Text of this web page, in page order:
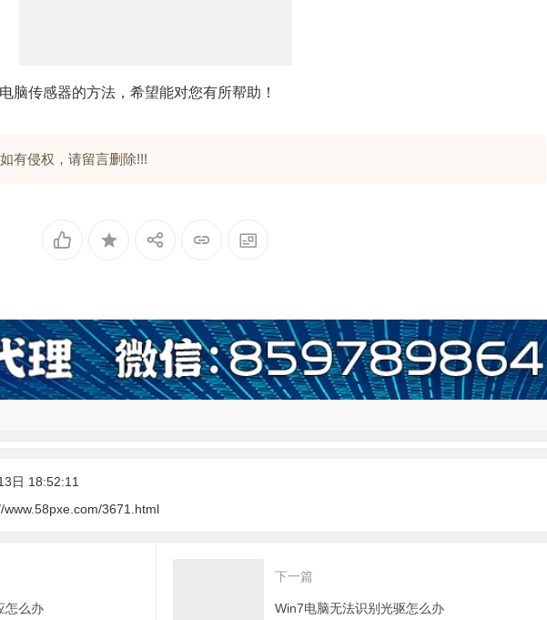
脑传感器的方法，希望能对您有所帮助！
有侵权，请留言删除!!!
日 18:52:11
www.58pxe.com/3671.html
怎么办
下一篇
Win7电脑无法识别光驱怎么办